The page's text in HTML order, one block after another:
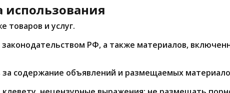
товаров и услуг.
РФ, а также материалов,
за содержание объявлений и размещаемых